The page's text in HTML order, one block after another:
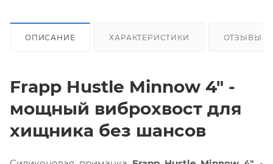
ОПИСАНИЕ ХАРАКТЕРИСТИКИ ОТЗЫВЫ
Frapp Hustle Minnow 4" -
мощный виброхвост для
хищника без шансов